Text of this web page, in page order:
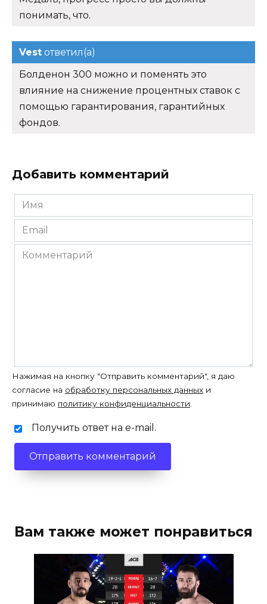
понимать, что.
Vest ответил(а)
Болденон 300 можно и поменять это
влияние на снижение процентных ставок с
помощью гарантирования, гарантийных
фондов.
Добавить комментарий
Имя
*
Email
*
Комментарий
Нажимая на кнопку "Отправить комментарий", я даю
согласие на обработку персональных данных и
принимаю политику конфиденциальности.
Получить ответ на e-mail.
Вам также может понравиться